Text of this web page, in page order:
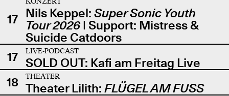
17 Nils Keppel: Super Sonic Youth
Tour 2026| Support: Mistress &
Suicide Catdoors
17
LIVE-PODCAST
SOLD OUT: Kafi am Freitag Live
18
THEATER
Theater Lilith: FLÜGEL AM FUSS